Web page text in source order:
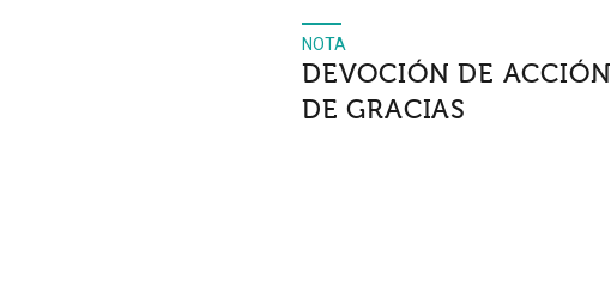
NOTA
DEVOCIÓN DE ACCIÓN
DE GRACIAS